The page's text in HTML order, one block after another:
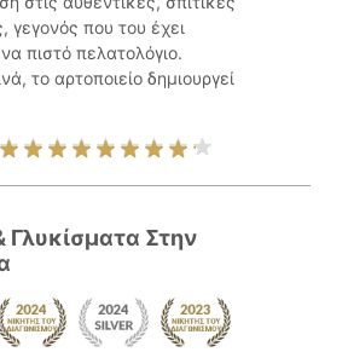
γεγονός που του έχει
πιστό πελατολόγιο.
το αρτοποιείο δημιουργεί
Γλυκίσματα Στην